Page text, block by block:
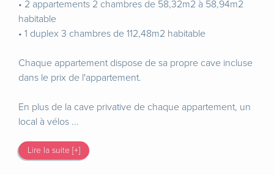
• 2 appartements 2 chambres de 58,32m2 à 58,94m2
habitable
• 1 duplex 3 chambres de 112,48m2 habitable
Chaque appartement dispose de sa propre cave incluse
dans le prix de l'appartement.
En plus de la cave privative de chaque appartement, un
local à vélos ...
Lire la suite [+]